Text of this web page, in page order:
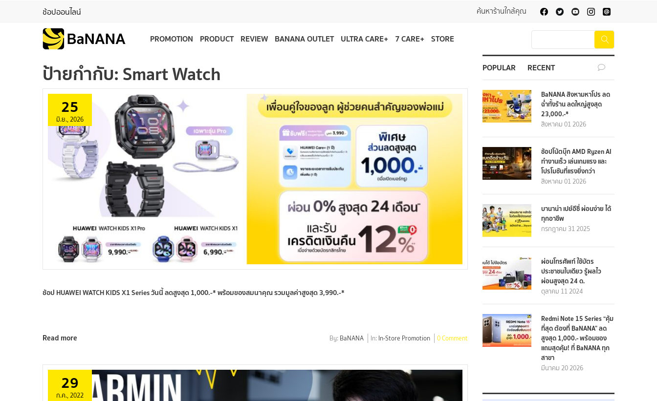
ช้อปออนไลน์ ค้นหาร้านใกล้คุณ
PROMOTION PRODUCT REVIEW BANANA OUTLET ULTRA CARE+ 7 CARE+ STORE
ป้ายกำกับ:Smart Watch
25
มิ.ย., 2026
ช้อป HUAWEI WATCH KIDS X1 Series วันนี้ ลดสูงสุด 1,000.-* พร้อมของสมนาคุณ รวมมูลค่าสูงสุด 3,990.-*
Read more By: BaNANA In: In-Store Promotion 0 Comment
29
ก.ค., 2022
POPULAR RECENT
BaNANA สิงหามหาโปร ลด
ฉ่ำทั้งร้าน ลดใหญ่สูงสุด
23,000.-*
สิงหาคม 01 2026
ช้อปโน้ตบุ๊ก AMD Ryzen AI
ทำงานเร็ว เล่นเกมแรง และ
โปรโมชันที่แรงยิ่งกว่า
สิงหาคม 01 2026
บานาน่า เปย์อีซี่ ผ่อนง่าย ได้
ทุกอาชีพ
กรกฎาคม 31 2025
ผ่อนโทรศัพท์ ใช้บัตร
ประชาชนใบเดียว รู้ผลไว
ผ่อนสูงสุด 24 ด.
ตุลาคม 11 2024
Redmi Note 15 Series “คุ้ม
ที่สุด ต้องที่ BaNANA” ลด
สูงสุด 1,000.- พร้อมของ
แถมสุดคุ้ม! ที่ BaNANA ทุก
สาขา
มีนาคม 20 2026